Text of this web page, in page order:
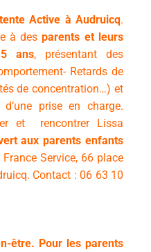
Active à Audruicq.
à des parents et leurs
ans,
présentant des
Retards de
de concentration…) et
prise en charge.
et rencontrer Lissa
aux parents enfants
Service, 66 place
Contact : 06 63 10
être. Pour les parents